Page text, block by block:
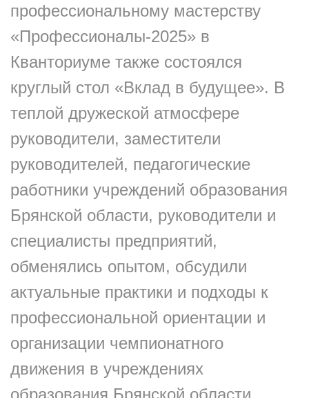
профессиональному мастерству
«Профессионалы-2025» в
Кванториуме также состоялся
круглый стол «Вклад в будущее». В
теплой дружеской атмосфере
руководители, заместители
руководителей, педагогические
работники учреждений образования
Брянской области, руководители и
специалисты предприятий,
обменялись опытом, обсудили
актуальные практики и подходы к
профессиональной ориентации и
организации чемпионатного
движения в учреждениях